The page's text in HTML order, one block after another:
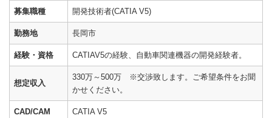
募集職種 開発技術者(CATIA V5)
勤務地 長岡市
経験・資格 CATIAV5の経験、自動車関連機器の開発経験者。
想定収入
330万～500万 ※交渉致します。ご希望条件をお聞
かせください。
CAD/CAM CATIA V5